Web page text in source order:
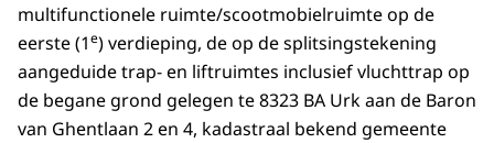
multifunctionele ruimte/scootmobielruimte op de
eerste (1e) verdieping, de op de splitsingstekening
aangeduide trap- en liftruimtes inclusief vluchttrap op
de begane grond gelegen te 8323 BA Urk aan de Baron
van Ghentlaan 2 en 4, kadastraal bekend gemeente